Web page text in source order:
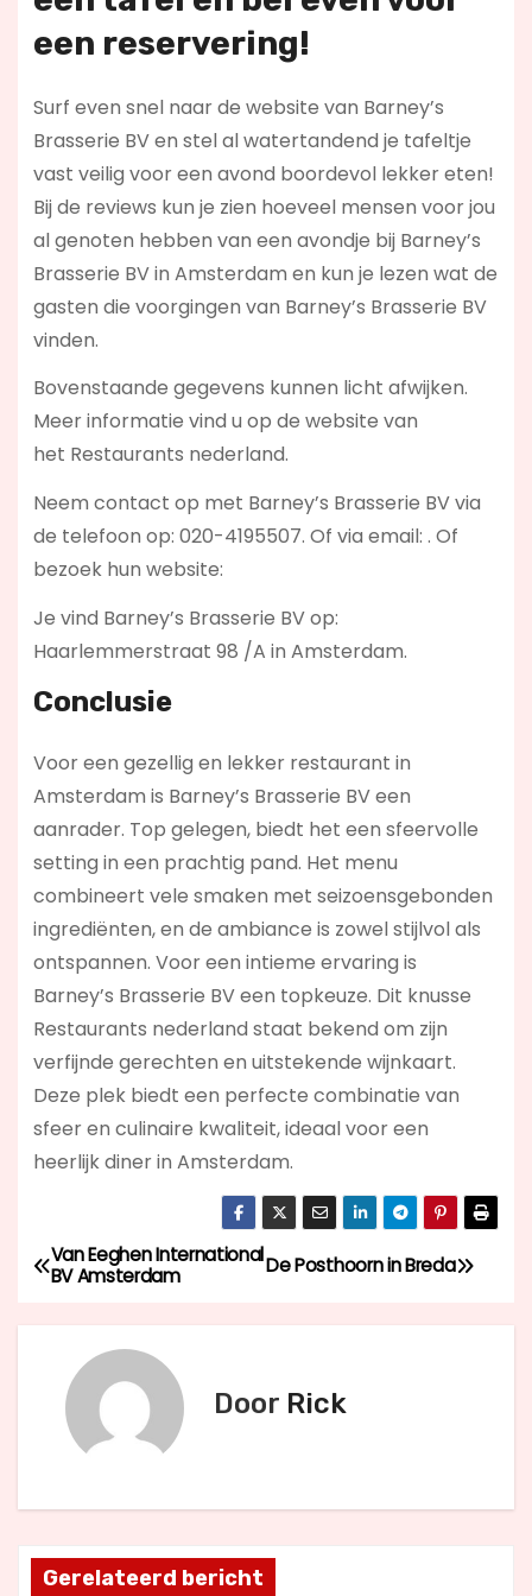
een reservering!
Surf even snel naar de website van Barney’s
Brasserie BV en stel al watertandend je tafeltje
vast veilig voor een avond boordevol lekker eten!
Bij de reviews kun je zien hoeveel mensen voor jou
al genoten hebben van een avondje bij Barney’s
Brasserie BV in Amsterdam en kun je lezen wat de
gasten die voorgingen van Barney’s Brasserie BV
vinden.
Bovenstaande gegevens kunnen licht afwijken.
Meer informatie vind u op de website van
het Restaurants nederland.
Neem contact op met Barney’s Brasserie BV via
de telefoon op: 020-4195507. Of via email: . Of
bezoek hun website:
Je vind Barney’s Brasserie BV op:
Haarlemmerstraat 98 /A in Amsterdam.
Conclusie
Voor een gezellig en lekker restaurant in
Amsterdam is Barney’s Brasserie BV een
aanrader. Top gelegen, biedt het een sfeervolle
setting in een prachtig pand. Het menu
combineert vele smaken met seizoensgebonden
ingrediënten, en de ambiance is zowel stijlvol als
ontspannen. Voor een intieme ervaring is
Barney’s Brasserie BV een topkeuze. Dit knusse
Restaurants nederland staat bekend om zijn
verfijnde gerechten en uitstekende wijnkaart.
Deze plek biedt een perfecte combinatie van
sfeer en culinaire kwaliteit, ideaal voor een
heerlijk diner in Amsterdam.
B
e
h
t
De Posthoorn in Breda
Van Eeghen International
BV Amsterdam
Door Rick
Gerelateerd bericht